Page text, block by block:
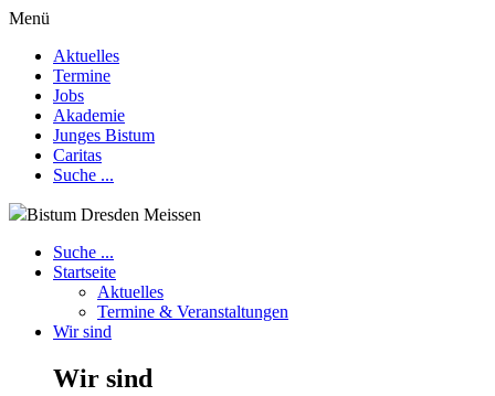
Menü
Aktuelles
Termine
Jobs
Akademie
Junges Bistum
Caritas
Suche ...
Bistum Dresden Meissen
Suche ...
Startseite
Aktuelles
Termine & Veranstaltungen
Wir sind
Wir sind